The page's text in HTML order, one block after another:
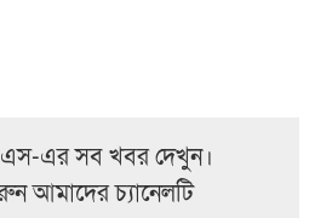
এর সব খবর দেখুন।
আমাদের চ্যানেলটি